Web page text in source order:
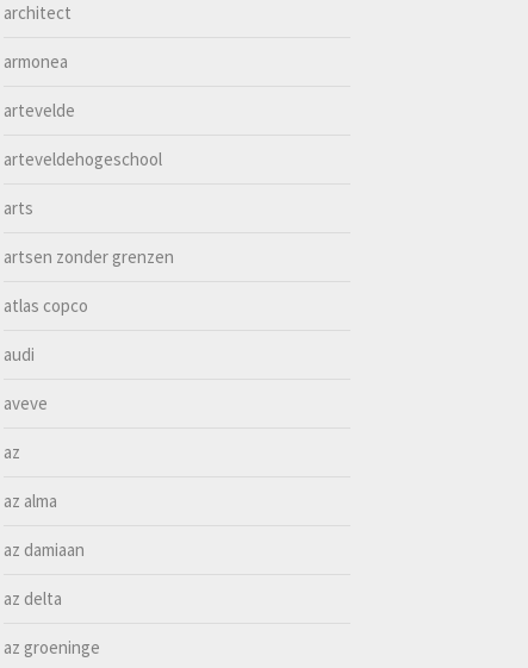
architect
armonea
artevelde
arteveldehogeschool
arts
artsen zonder grenzen
atlas copco
audi
aveve
az
az alma
az damiaan
az delta
az groeninge